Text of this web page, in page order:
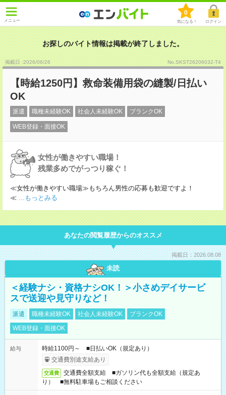
メニュー
0
気になる！ ログイン
お探しのバイト情報は掲載が終了しました。
掲載日 :2026/06/26 No.SKST26206032-T4
【時給1250円】救命装備用袋の縫製/日払い
OK
派遣 職種未経験OK 社会人未経験OK ブランクOK
WEB登録・面接OK
女性が働きやすい職場！
残業多めでがっつり稼ぐ！
≪女性が働きやすい職場≫もちろん男性の応募も歓迎ですよ！
≪ ...もっとみる
あなたの閲覧履歴からのオススメ
掲載日：2026.08.08
未読
＜経験ナシ・資格ナシOK！＞小さめデイサービ
スで送迎や見守りなど！
派遣 職種未経験OK 社会人未経験OK
ブランクOK
WEB登録・面接OK
給与
時給1100円～ ■日払いOK（規定あり）
交通費別途支給あり
交通費
交通費全額支給 ■ガソリン代も全額支給（規定あ
り） ■無料駐車場もご相談ください